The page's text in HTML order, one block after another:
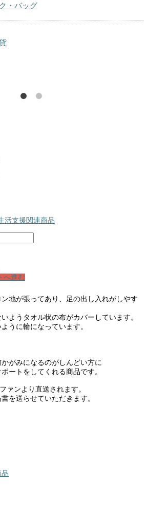
・バッグ
活支援関連商品
へ進む
地が張ってあり、足の出し入れがしやす
ようタオル状の布がカバーしています。
うに輪になっています。
がみになるのがしんどい方に
ートをしてくれる商品です。
ァンより直送されます。
を送らせていただきます。